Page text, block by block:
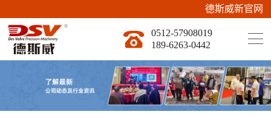
德斯威新官网
0512-57908019
189-6263-0442